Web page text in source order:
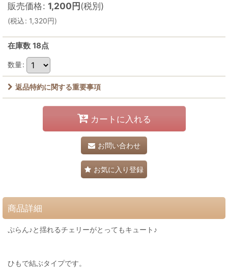
販売価格: 1,200円(税別)
(税込: 1,320円)
在庫数 18点
数量:
返品特約に関する重要事項
カートに入れる
お問い合わせ
お気に入り登録
商品詳細
ぷらん♪と揺れるチェリーがとってもキュート♪
ひもで結ぶタイプです。